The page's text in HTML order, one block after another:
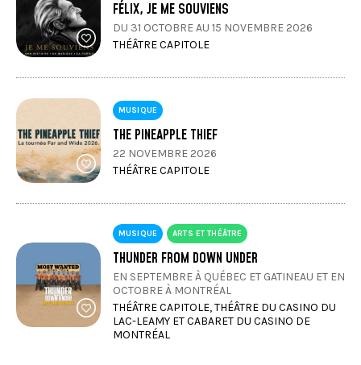
FÉLIX, JE ME SOUVIENS
DU 31 OCTOBRE AU 15 NOVEMBRE 2026
THÉÂTRE CAPITOLE
MUSIQUE
THE PINEAPPLE THIEF
22 NOVEMBRE 2026
THÉÂTRE CAPITOLE
MUSIQUE ARTS ET THÉÂTRE
THUNDER FROM DOWN UNDER
EN SEPTEMBRE À QUÉBEC ET GATINEAU ET EN
OCTOBRE À MONTRÉAL
THÉÂTRE CAPITOLE, THÉÂTRE DU CASINO DU
LAC-LEAMY ET CABARET DU CASINO DE
MONTRÉAL